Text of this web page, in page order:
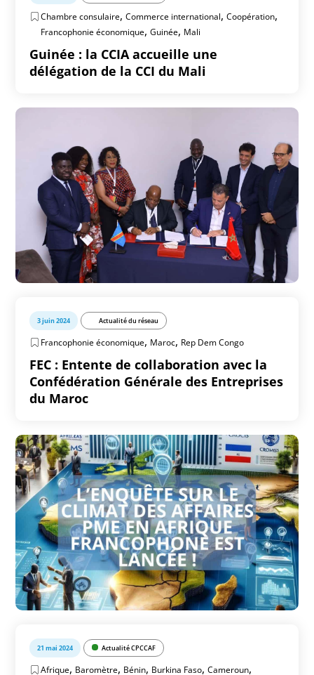
Chambre consulaire,Commerce international,Coopération,
Francophonie économique,Guinée, Mali
Guinée : la CCIA accueille une
délégation de la CCI du Mali
3 juin 2024 Actualité du réseau
Francophonie économique, Maroc, Rep Dem Congo
FEC : Entente de collaboration avec la
Confédération Générale des Entreprises
du Maroc
21 mai 2024 Actualité CPCCAF
Afrique, Baromètre, Bénin, Burkina Faso,Cameroun,